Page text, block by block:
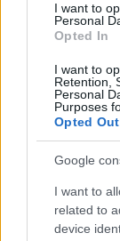
I want to
Personal
Opted In
I want to
Retention,
Personal
Purposes
Opted Out
Google
I want to
related to
device
nyakán
németben
lyken
15 éve
@a-kis-herceg
előtt, a
módon
hatóság